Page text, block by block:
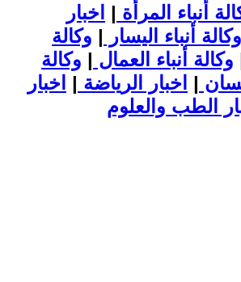
أنباء المرأة | اخبار
وكالة أنباء اليسار | وكالة
وكالة أنباء العمال | وكالة
| اخبار الرياضة | اخبار